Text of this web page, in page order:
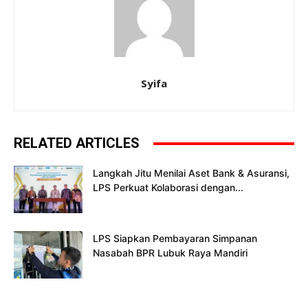
Syifa
RELATED ARTICLES
Langkah Jitu Menilai Aset Bank & Asuransi,
LPS Perkuat Kolaborasi dengan...
LPS Siapkan Pembayaran Simpanan
Nasabah BPR Lubuk Raya Mandiri